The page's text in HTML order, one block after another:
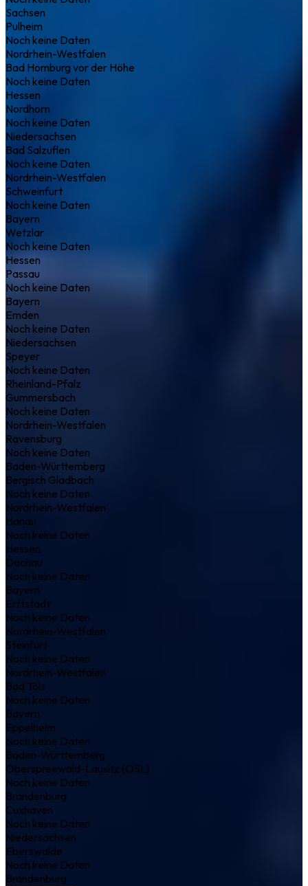
Sachsen
Pulheim
Noch keine Daten
Nordrhein-Westfalen
Bad Homburg vor der Höhe
Noch keine Daten
Hessen
Nordhorn
Noch keine Daten
Niedersachsen
Bad Salzuflen
Noch keine Daten
Nordrhein-Westfalen
Schweinfurt
Noch keine Daten
Bayern
Wetzlar
Noch keine Daten
Hessen
Passau
Noch keine Daten
Bayern
Emden
Noch keine Daten
Niedersachsen
Speyer
Noch keine Daten
Rheinland-Pfalz
Gummersbach
Noch keine Daten
Nordrhein-Westfalen
Ravensburg
Noch keine Daten
Baden-Württemberg
Bergisch Gladbach
Noch keine Daten
Nordrhein-Westfalen
Hanau
Noch keine Daten
Hessen
Dachau
Noch keine Daten
Bayern
Erftstadt
Noch keine Daten
Nordrhein-Westfalen
Steinfurt
Noch keine Daten
Nordrhein-Westfalen
Bad Tölz
Noch keine Daten
Bayern
Eppelheim
Noch keine Daten
Baden-Württemberg
Oberspreewald-Lausitz (OSL)
Noch keine Daten
Brandenburg
Cuxhaven
Noch keine Daten
Niedersachsen
Eberswalde
Noch keine Daten
Brandenburg